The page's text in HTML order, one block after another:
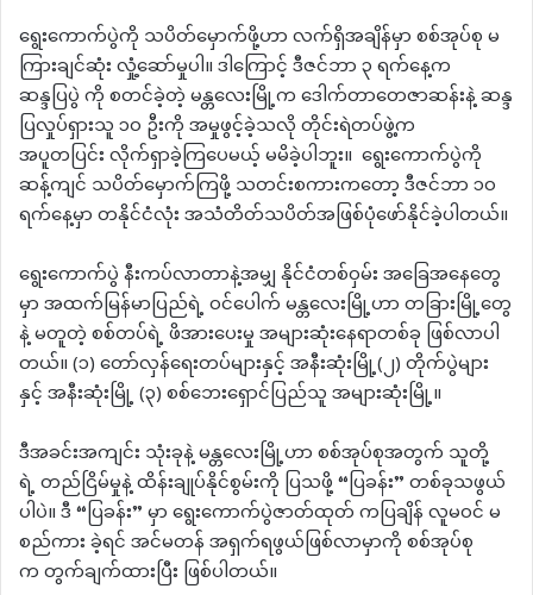
ရွေးကောက်ပွဲကို သပိတ်မှောက်ဖို့ဟာ လက်ရှိအချိန်မှာ စစ်အုပ်စု မ
ကြားချင်ဆုံး လှုံ့ဆော်မှုပါ။ ဒါကြောင့် ဒီဇင်ဘာ ၃ ရက်နေ့က
ဆန္ဒပြပွဲ ကို စတင်ခဲ့တဲ့ မန္တလေးမြို့က ဒေါက်တာတေဇာဆန်းနဲ့ ဆန္ဒ
ပြလှုပ်ရှားသူ ၁၀ ဦးကို အမှုဖွင့်ခဲ့သလို တိုင်းရဲတပ်ဖွဲ့က
အပူတပြင်း လိုက်ရှာခဲ့ကြပေမယ့် မမိခဲ့ပါဘူး။ ရွေးကောက်ပွဲကို
ဆန့်ကျင် သပိတ်မှောက်ကြဖို့ သတင်းစကားကတော့ ဒီဇင်ဘာ ၁၀
ရက်နေ့မှာ တနိုင်ငံလုံး အသံတိတ်သပိတ်အဖြစ်ပုံဖော်နိုင်ခဲ့ပါတယ်။
ရွေးကောက်ပွဲ နီးကပ်လာတာနဲ့အမျှ နိုင်ငံတစ်ဝှမ်း အခြေအနေတွေ
မှာ အထက်မြန်မာပြည်ရဲ့ ဝင်ပေါက် မန္တလေးမြို့ဟာ တခြားမြို့တွေ
နဲ့ မတူတဲ့ စစ်တပ်ရဲ့ ဖိအားပေးမှု အများဆုံးနေရာတစ်ခု ဖြစ်လာပါ
တယ်။ (၁) တော်လှန်ရေးတပ်များနှင့် အနီးဆုံးမြို့(၂) တိုက်ပွဲများ
နှင့် အနီးဆုံးမြို့ (၃) စစ်ဘေးရှောင်ပြည်သူ အများဆုံးမြို့။
ဒီအခင်းအကျင်း သုံးခုနဲ့ မန္တလေးမြို့ဟာ စစ်အုပ်စုအတွက် သူတို့
ရဲ့ တည်ငြိမ်မှုနဲ့ ထိန်းချုပ်နိုင်စွမ်းကို ပြသဖို့ “ပြခန်း” တစ်ခုသဖွယ်
ပါပဲ။ ဒီ “ပြခန်း” မှာ ရွေးကောက်ပွဲဇာတ်ထုတ် ကပြချိန် လူမဝင် မ
စည်ကား ခဲ့ရင် အင်မတန် အရှက်ရဖွယ်ဖြစ်လာမှာကို စစ်အုပ်စု
က တွက်ချက်ထားပြီး ဖြစ်ပါတယ်။